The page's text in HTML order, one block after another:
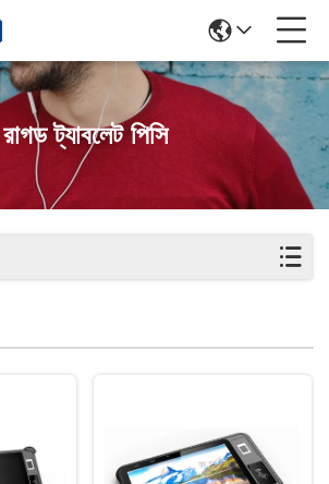
রাগড ট্যাবলেট পিসি